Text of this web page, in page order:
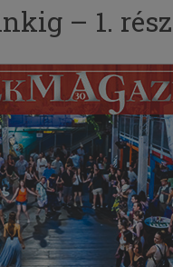
– 1. rész